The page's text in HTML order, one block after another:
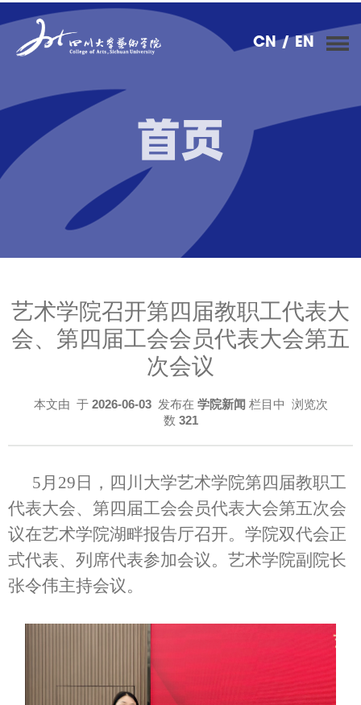
/ EN
CN
首页
艺术学院召开第四届教职工代表大
会、第四届工会会员代表大会第五
次会议
本文由 于 2026-06-03发布在 学院新闻 栏目中 浏览次
数 321
5月29日，四川大学艺术学院第四届教职工
代表大会、第四届工会会员代表大会第五次会
议在艺术学院湖畔报告厅召开。学院双代会正
式代表、列席代表参加会议。艺术学院副院长
张令伟主持会议。